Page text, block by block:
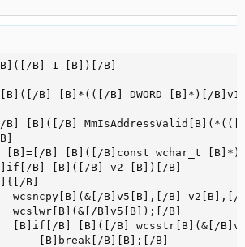
B] 1 [B])[/B]
B] [B]*(([/B]_DWORD [B]*)[/
B] [B]([/B]
[B]=[/B] [B]([/B]const wchar_t
B] [B]([/B] v2 [B])[/B]
B]
wcsncpy[B](&[/B]v5[B],[/B]
wcslwr[B](&[/B]v5[B]);[/B]
[B]if[/B] [B]([/B] wcsstr[B](&[/
[B]break[/B][B];[/B]